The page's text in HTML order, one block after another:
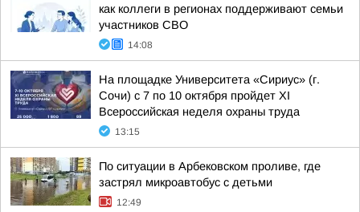
как коллеги в регионах поддерживают семьи
участников СВО
14:08
На площадке Университета «Сириус» (г.
Сочи) с 7 по 10 октября пройдет XI
Всероссийская неделя охраны труда
13:15
По ситуации в Арбековском проливе, где
застрял микроавтобус с детьми
12:49